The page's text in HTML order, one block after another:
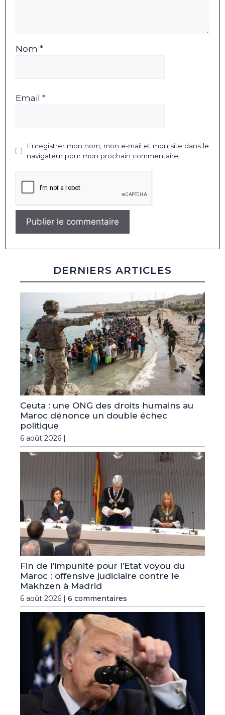
Nom *
Email *
Enregistrer mon nom, mon e-mail et mon site dans le
navigateur pour mon prochain commentaire.
DERNIERS ARTICLES
Ceuta : une ONG des droits humains au
Maroc dénonce un double échec
politique
6 août 2026 |
Fin de l’impunité pour l’Etat voyou du
Maroc : offensive judiciaire contre le
Makhzen à Madrid
6 août 2026 | 6 commentaires